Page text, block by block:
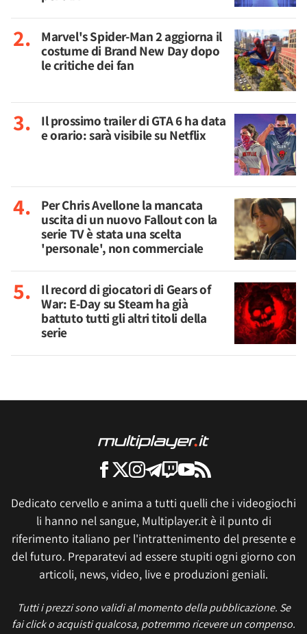
Marvel's Spider-Man 2 aggiorna il
costume di Brand New Day dopo
le critiche dei fan
Il prossimo trailer di GTA 6 ha data
e orario: sarà visibile su Netflix
Per Chris Avellone la mancata
uscita di un nuovo Fallout con la
serie TV è stata una scelta
'personale', non commerciale
Il record di giocatori di Gears of
War: E-Day su Steam ha già
battuto tutti gli altri titoli della
serie
Dedicato cervello e anima a tutti quelli che i videogiochi
li hanno nel sangue, Multiplayer.it è il punto di
riferimento italiano per l'intrattenimento del presente e
del futuro. Preparatevi ad essere stupiti ogni giorno con
articoli, news, video, live e produzioni geniali.
Tutti i prezzi sono validi al momento della pubblicazione. Se
fai click o acquisti qualcosa, potremmo ricevere un compenso.